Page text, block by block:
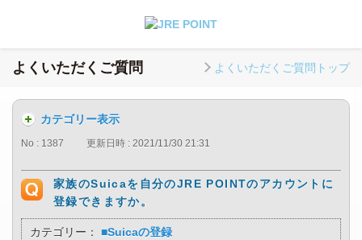
よくいただくご質問 よくいただくご質問トップ
カテゴリー表示
No : 1387 更新日時 : 2021/11/30 21:31
家族のSuicaを自分のJRE POINTのアカウントに
登録できますか。
カテゴリー： ■Suicaの登録